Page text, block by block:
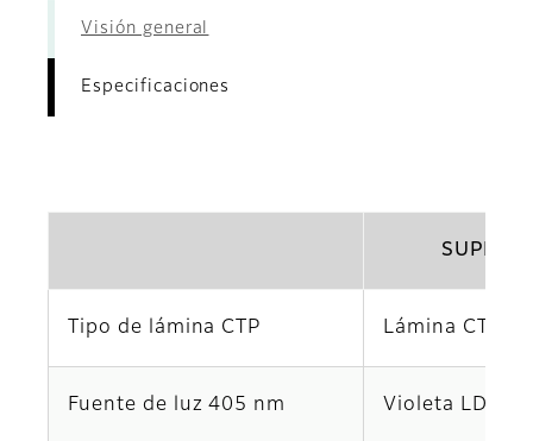
Visión general
Especificaciones
Tipo de lámina CTP Lámina CTP
Fuente de luz 405 nm Violeta LD